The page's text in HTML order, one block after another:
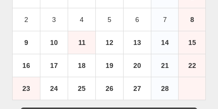
2 3 4 5 6 7 8
9 10 11 12 13 14 15
16 17 18 19 20 21 22
23 24 25 26 27 28